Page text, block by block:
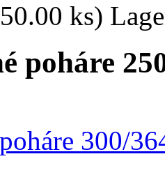
ks)
poháre
300/